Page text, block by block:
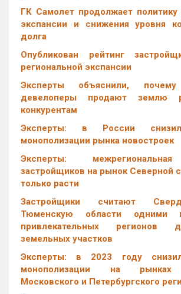
ГК Самолет продолжает политику
экспансии и снижения уровня
долга
Опубликован рейтинг
региональной экспансии
Эксперты объяснили, почему
девелоперы продают землю
конкурентам
Эксперты: в России
монополизации рынка новостроек
Эксперты:
застройщиков на рынок Северной
только расти
Застройщики считают
Тюменскую области одними
привлекательных регионов
земельных участков
Эксперты: в 2023 году
монополизации на рынках
Московского и Петербургского